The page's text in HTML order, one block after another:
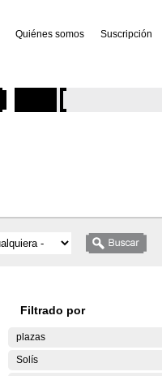
Quiénes somos Suscripción
Filtrado por
plazas
Solís